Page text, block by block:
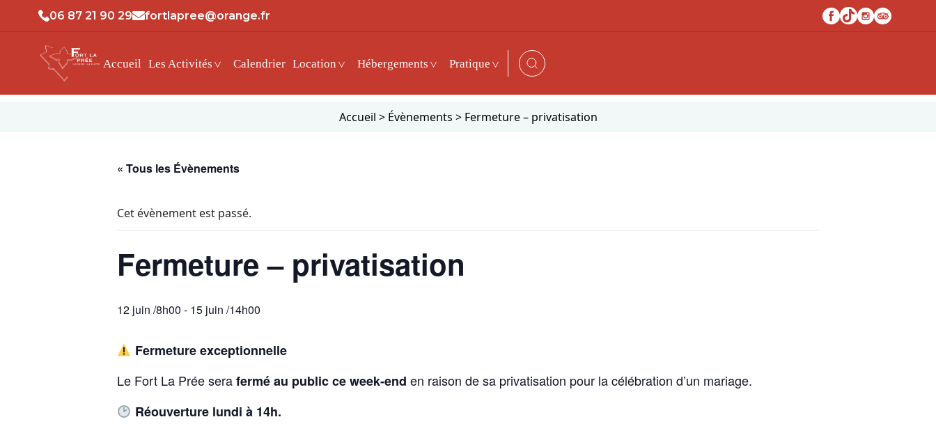
06 87 21 90 29 fortlapree@orange.fr
Accueil Les Activités Calendrier Location Hébergements Pratique
Accueil > Évènements > Fermeture – privatisation
« Tous les Évènements
Cet évènement est passé.
Fermeture – privatisation
12 juin /8h00 - 15 juin /14h00
Fermeture exceptionnelle
Le Fort La Prée serafermé au public ce week-end en raison de sa privatisation pour la célébration d’un mariage.
Réouverture lundi à 14h.